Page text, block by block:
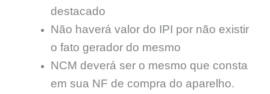
destacado
Não haverá valor do IPI por não existir
o fato gerador do mesmo
NCM deverá ser o mesmo que consta
em sua NF de compra do aparelho.